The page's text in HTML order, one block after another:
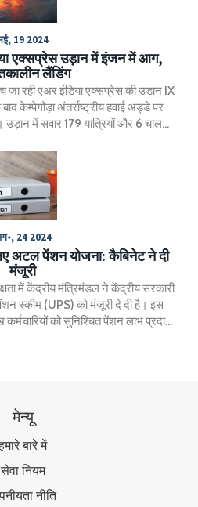
19 2024
एक्सप्रेस उड़ान में इंजन में आग,
लैंडिंग
रही एअर इंडिया एक्सप्रेस की उड़ान IX
केम्पेगौड़ा अंतर्राष्ट्रीय हवाई अड्डे पर
में सवार 179 यात्रियों और 6 चालक
नहीं है।
24 2024
अटल पेंशन योजना: कैबिनेट ने दी
मंजूरी
में केंद्रीय मंत्रिमंडल ने केंद्रीय सरकारी
स्कीम (UPS) को मंजूरी दे दी है। इस
को सुनिश्चित पेंशन लाभ प्रदान
मेन्यू
बारे में
सेवा नियम
नीति